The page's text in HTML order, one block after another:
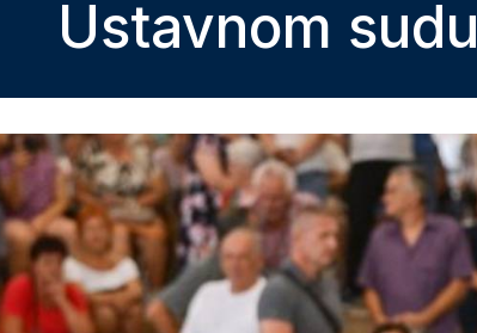
Ustavnom sudu